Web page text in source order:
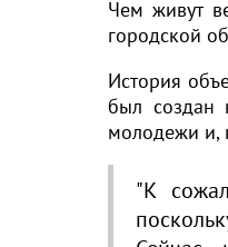
Чем живут
городской
История
был создан
молодежи и,
"К